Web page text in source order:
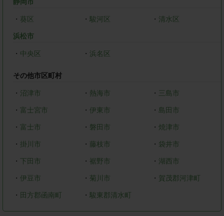
・ 葵区 ・ 駿河区 ・ 清水区
浜松市
・ 中央区 ・ 浜名区
その他市区町村
・ 沼津市 ・ 熱海市 ・ 三島市
・ 富士宮市 ・ 伊東市 ・ 島田市
・ 富士市 ・ 磐田市 ・焼津市
・ 掛川市 ・ 藤枝市 ・ 袋井市
・ 下田市 ・ 裾野市 ・ 湖西市
・ 伊豆市 ・ 菊川市 ・ 賀茂郡河津町
・ 田方郡函南町 ・ 駿東郡清水町